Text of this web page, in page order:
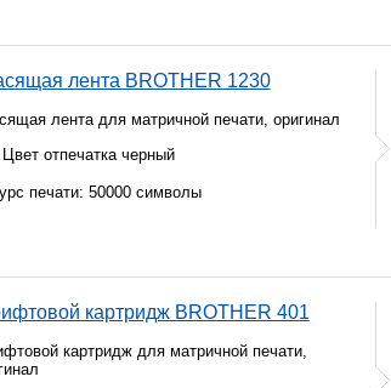
лента BROTHER 1230
лента для матричной печати, оригинал
отпечатка черный
печати: 50000 символы
картридж BROTHER 401
картридж для матричной печати,